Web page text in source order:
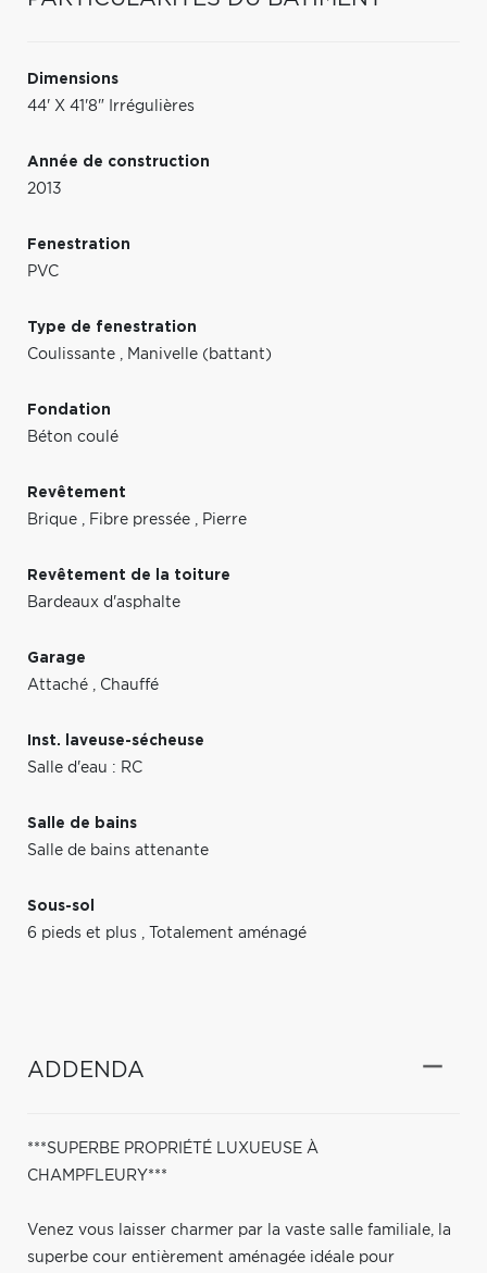
Dimensions
44' X 41'8" Irrégulières
Année de construction
2013
Fenestration
PVC
Type de fenestration
Coulissante , Manivelle (battant)
Fondation
Béton coulé
Revêtement
Brique , Fibre pressée , Pierre
Revêtement de la toiture
Bardeaux d'asphalte
Garage
Attaché , Chauffé
Inst. laveuse-sécheuse
Salle d'eau : RC
Salle de bains
Salle de bains attenante
Sous-sol
6 pieds et plus , Totalement aménagé
ADDENDA
***SUPERBE PROPRIÉTÉ LUXUEUSE À
CHAMPFLEURY***
Venez vous laisser charmer par la vaste salle familiale, la
superbe cour entièrement aménagée idéale pour